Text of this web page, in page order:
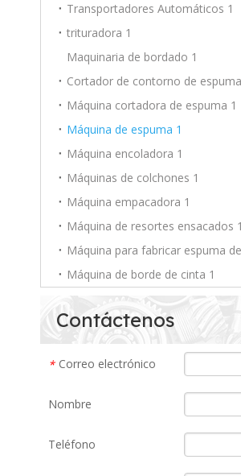
Transportadores Automáticos 1
trituradora 1
Maquinaria de bordado 1
Cortador de contorno de espuma
Máquina cortadora de espuma 1
Máquina de espuma 1
Máquina encoladora 1
Máquinas de colchones 1
Máquina empacadora 1
Máquina de resortes ensacados 1
Máquina de borde de cinta 1
Contáctenos
* Correo electrónico
Nombre
Teléfono